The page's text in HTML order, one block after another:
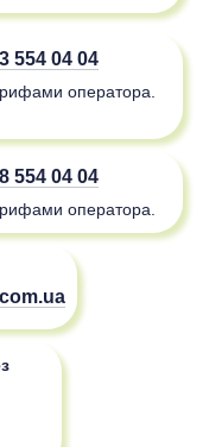
554 04 04
оператора.
554 04 04
оператора.